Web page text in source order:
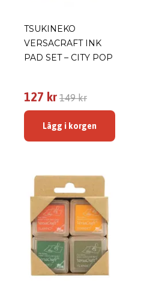
TSUKINEKO
VERSACRAFT INK
PAD SET – CITY POP
127 kr 149 kr
Lägg i korgen